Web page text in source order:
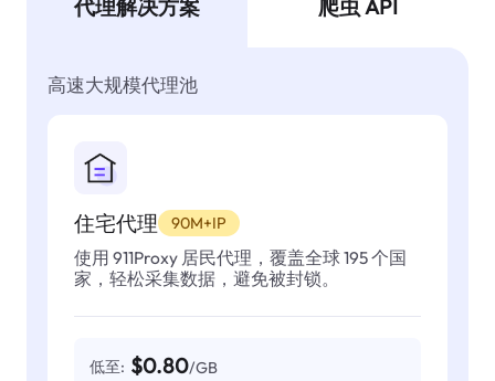
代理解决方案 爬虫 API
高速大规模代理池
住宅代理 90M+IP
使用 911Proxy 居民代理，覆盖全球 195 个国
家，轻松采集数据，避免被封锁。
低至: $0.80/GB